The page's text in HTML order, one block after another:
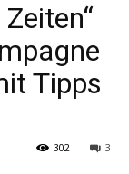
Tipps
3
302